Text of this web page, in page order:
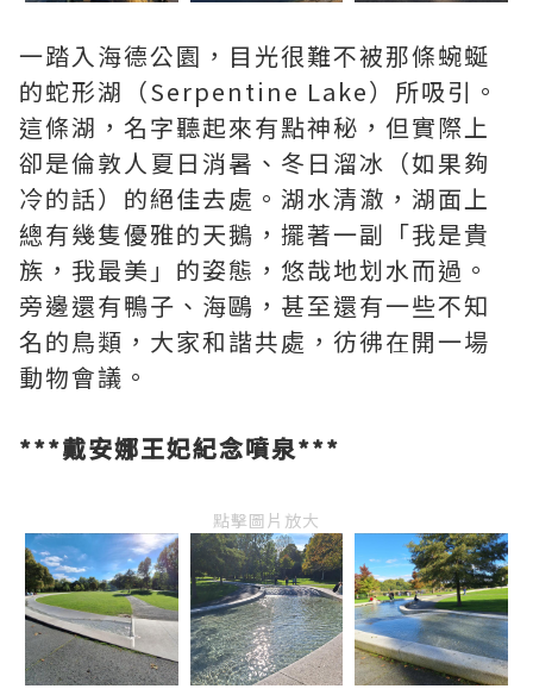
一踏入海德公園，目光很難不被那條蜿蜒
的蛇形湖（Serpentine Lake）所吸引。
這條湖，名字聽起來有點神秘，但實際上
卻是倫敦人夏日消暑、冬日溜冰（如果夠
冷的話）的絕佳去處。湖水清澈，湖面上
總有幾隻優雅的天鵝，擺著一副「我是貴
族，我最美」的姿態，悠哉地划水而過。
旁邊還有鴨子、海鷗，甚至還有一些不知
名的鳥類，大家和諧共處，彷彿在開一場
動物會議。
***戴安娜王妃紀念噴泉***
點擊圖片放大